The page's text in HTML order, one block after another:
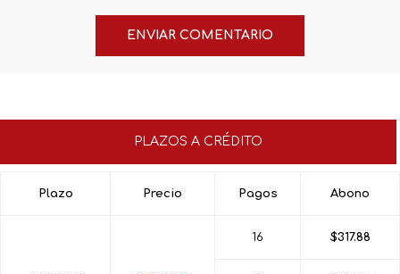
PLAZOS A CRÉDITO
Plazo Precio Pagos Abono
16 $317.88